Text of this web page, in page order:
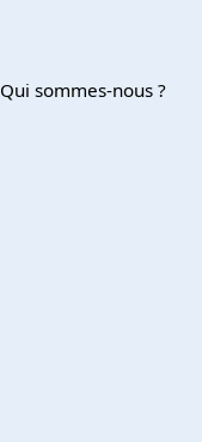
Qui sommes-nous ?